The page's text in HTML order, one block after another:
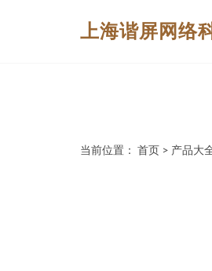
上海谐屏网络
当前位置： 首页 > 产品大